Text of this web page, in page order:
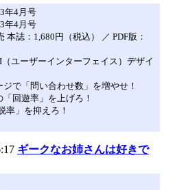
年4月号
年4月号
本誌：1,680円（税込） ／ PDF版：
ユーザーインターフェイス）デザイ
で「問い合わせ数」を増やせ！
回遊率」を上げろ！
率」を抑えろ！
ギークなお姉さんは好きで